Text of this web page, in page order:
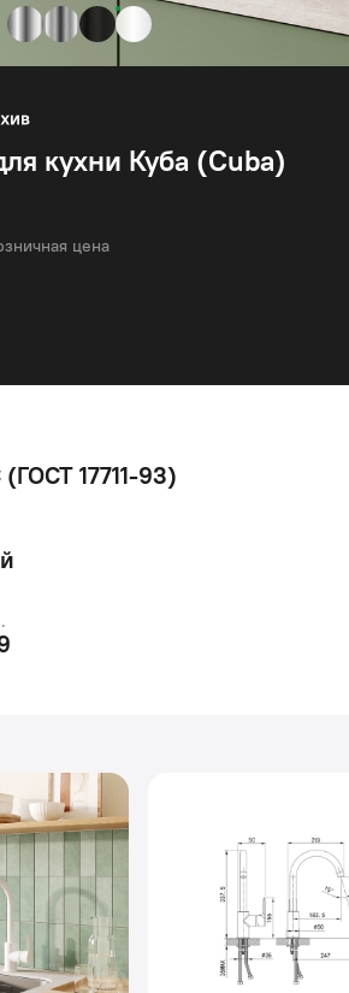
кухни Куба (Cuba)
цена
17711-93)